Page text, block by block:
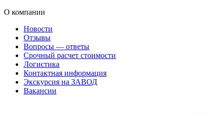
О компании
Новости
Отзывы
Вопросы — ответы
Срочный расчет стоимости
Логистика
Контактная информация
Экскурсия на ЗАВОД
Вакансии